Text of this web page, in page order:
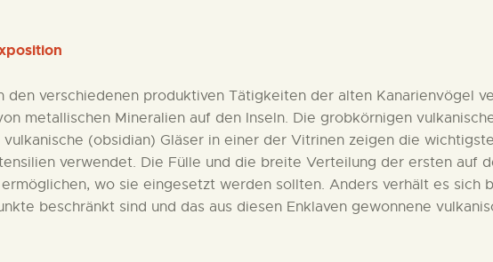
den verschiedenen produktiven Tätigkeiten der alten Kanarienvögel
metallischen Mineralien auf den Inseln. Die grobkörnigen
(obsidian) Gläser in einer der Vitrinen zeigen die
verwendet. Die Fülle und die breite Verteilung der ersten auf
wo sie eingesetzt werden sollten. Anders verhält es sich
beschränkt sind und das aus diesen Enklaven gewonnene